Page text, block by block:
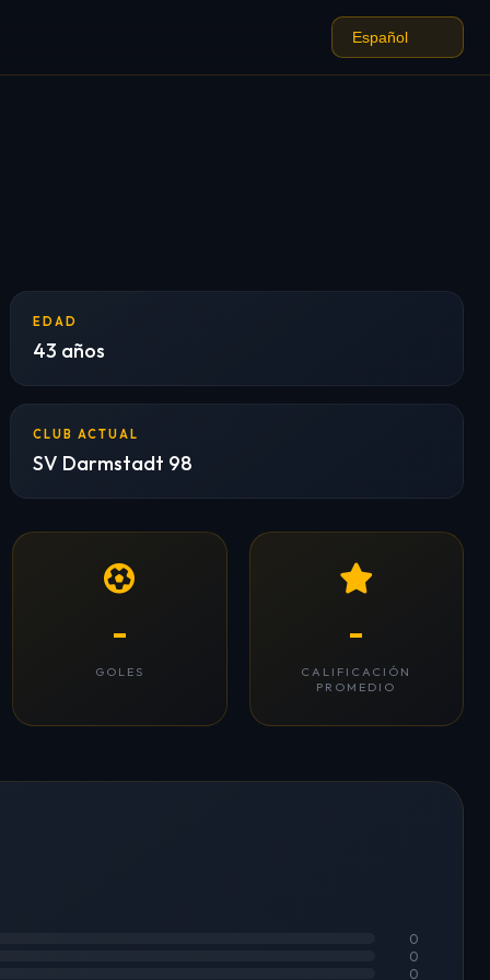
EDAD
43 años
CLUB ACTUAL
SV Darmstadt 98
-
GOLES
-
CALIFICACIÓN
PROMEDIO
0
0
0